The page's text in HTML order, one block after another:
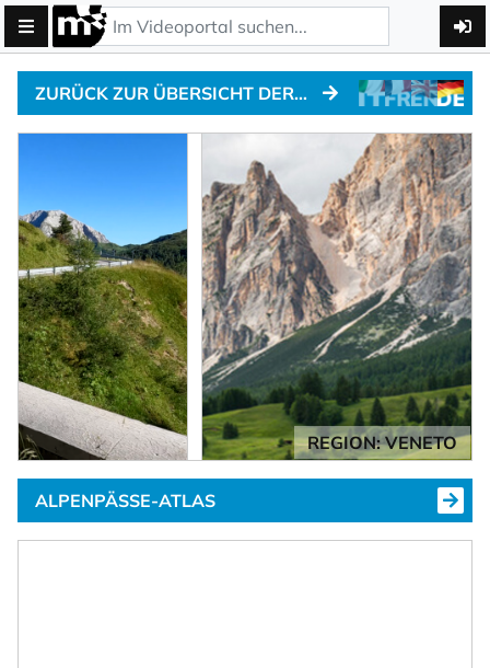
ZURÜCK ZUR ÜBERSICHT DER ALPENPÄSSE
REGION: VENETO
ALPENPÄSSE-ATLAS